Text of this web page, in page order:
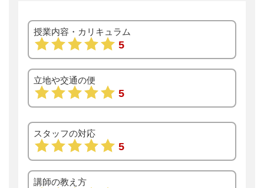
授業内容・カリキュラム
5
立地や交通の便
5
スタッフの対応
5
講師の教え方